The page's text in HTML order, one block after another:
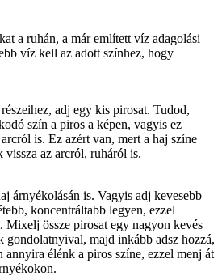
a ruhán, a már említett víz adagolási
víz kell az adott színhez, hogy
adj egy kis pirosat. Tudod,
szín a piros a képen, vagyis ez
is. Ez azért van, mert a haj színe
az arcról, ruháról is.
árnyékolásán is. Vagyis adj kevesebb
koncentráltabb legyen, ezzel
Mixelj össze pirosat egy nagyon kevés
gondolatnyival, majd inkább adsz hozzá,
annyira élénk a piros színe, ezzel menj át